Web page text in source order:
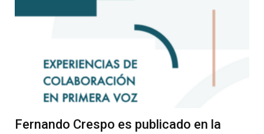
Fernando Crespo es publicado en la